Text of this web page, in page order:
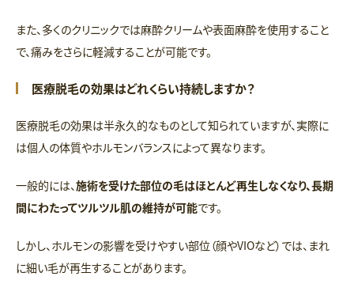
また、多くのクリニックでは麻酔クリームや表面麻酔を使用すること
で、痛みをさらに軽減することが可能です。
医療脱毛の効果はどれくらい持続しますか？
医療脱毛の効果は半永久的なものとして知られていますが、実際に
は個人の体質やホルモンバランスによって異なります。
一般的には、施術を受けた部位の毛はほとんど再生しなくなり、長期
間にわたってツルツル肌の維持が可能です。
しかし、ホルモンの影響を受けやすい部位（顔やVIOなど）では、まれ
に細い毛が再生することがあります。